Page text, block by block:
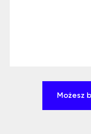
Możesz